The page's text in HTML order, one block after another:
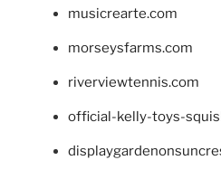
musicrearte.com
morseysfarms.com
riverviewtennis.com
official-kelly-toys-